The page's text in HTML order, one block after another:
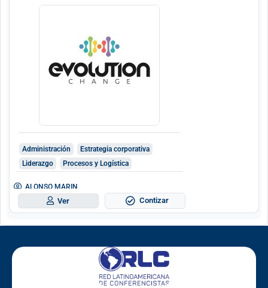
Administración
Estrategia corporativa
Liderazgo
Procesos y Logística
ALONSO MARIN
Ver Contizar